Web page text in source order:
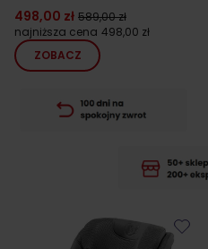
498,00 zł 589,00 zł
najniższa cena 498,00 zł
ZOBACZ